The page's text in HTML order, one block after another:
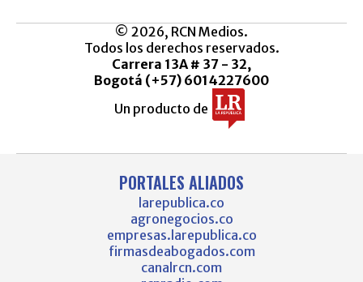
© 2026, RCN Medios.
Todos los derechos reservados.
Carrera 13A # 37 - 32,
Bogotá (+57) 6014227600
Un producto de
PORTALES ALIADOS
larepublica.co
agronegocios.co
empresas.larepublica.co
firmasdeabogados.com
canalrcn.com